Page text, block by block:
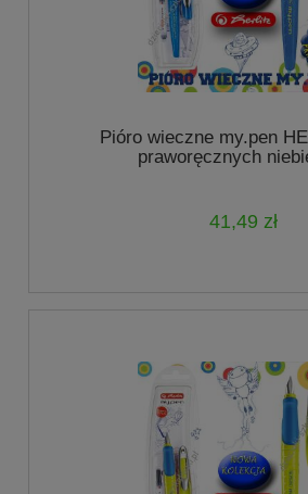
Pióro wieczne my.pen
praworęcznych
41,49 zł